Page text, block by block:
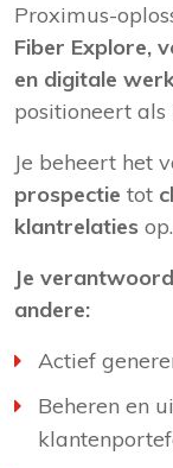
Proximus-
Fiber Explore,
en digitale
positioneert als
Je beheert het
prospectie tot
klantrelaties op.
Je
andere:
Actief
Beheren en